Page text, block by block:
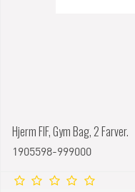
Hjerm FIF, Gym Bag, 2 Farver.
1905598-999000